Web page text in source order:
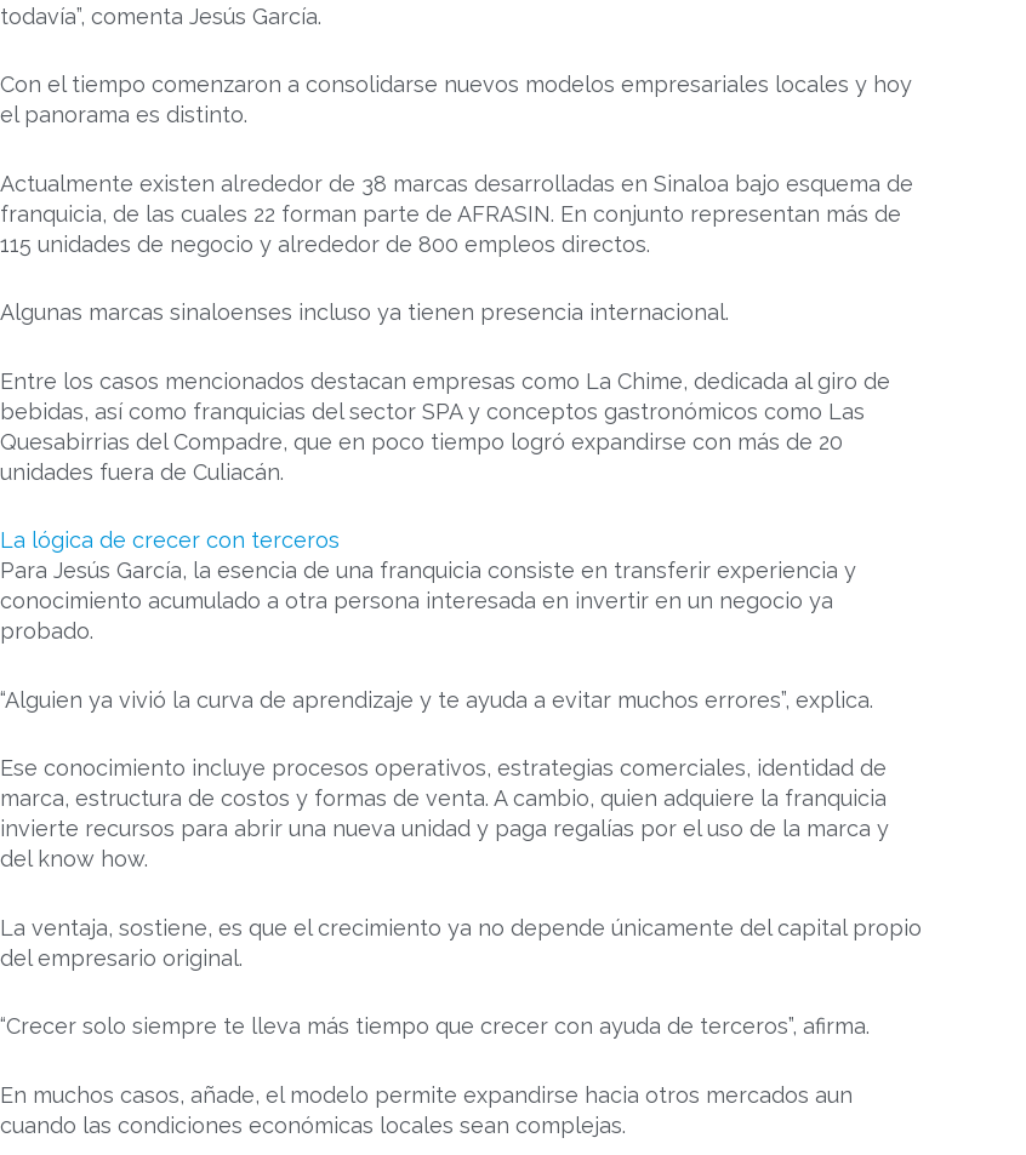
todavía”, comenta Jesús García.
Con el tiempo comenzaron a consolidarse nuevos modelos empresariales locales y hoy
el panorama es distinto.
Actualmente existen alrededor de 38 marcas desarrolladas en Sinaloa bajo esquema de
franquicia, de las cuales 22 forman parte de AFRASIN. En conjunto representan más de
115 unidades de negocio y alrededor de 800 empleos directos.
Algunas marcas sinaloenses incluso ya tienen presencia internacional.
Entre los casos mencionados destacan empresas como La Chime, dedicada al giro de
bebidas, así como franquicias del sector SPA y conceptos gastronómicos como Las
Quesabirrias del Compadre, que en poco tiempo logró expandirse con más de 20
unidades fuera de Culiacán.
La lógica de crecer con terceros
Para Jesús García, la esencia de una franquicia consiste en transferir experiencia y
conocimiento acumulado a otra persona interesada en invertir en un negocio ya
probado.
“Alguien ya vivió la curva de aprendizaje y te ayuda a evitar muchos errores”, explica.
Ese conocimiento incluye procesos operativos, estrategias comerciales, identidad de
marca, estructura de costos y formas de venta. A cambio, quien adquiere la franquicia
invierte recursos para abrir una nueva unidad y paga regalías por el uso de la marca y
del know how.
La ventaja, sostiene, es que el crecimiento ya no depende únicamente del capital propio
del empresario original.
“Crecer solo siempre te lleva más tiempo que crecer con ayuda de terceros”, afirma.
En muchos casos, añade, el modelo permite expandirse hacia otros mercados aun
cuando las condiciones económicas locales sean complejas.